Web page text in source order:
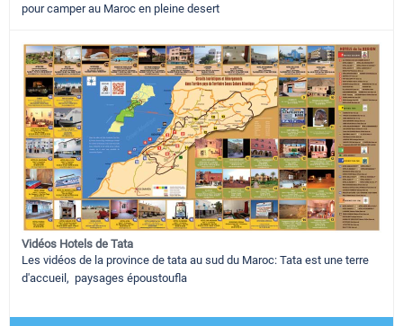
pour camper au Maroc en pleine desert
Vidéos Hotels de Tata
Les vidéos de la province de tata au sud du Maroc: Tata est une terre
d'accueil, paysages époustoufla